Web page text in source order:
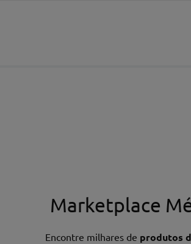
Marketplace
Encontre milhares de produtos